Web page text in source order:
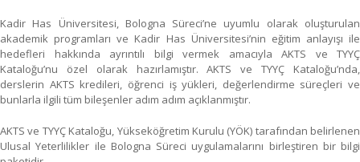
Kadir Has Üniversitesi, Bologna Süreci’ne uyumlu olarak oluşturulan
akademik programları ve Kadir Has Üniversitesi’nin eğitim anlayışı ile
hedefleri hakkında ayrıntılı bilgi vermek amacıyla AKTS ve TYYÇ
Kataloğu’nu özel olarak hazırlamıştır. AKTS ve TYYÇ Kataloğu’nda,
derslerin AKTS kredileri, öğrenci iş yükleri, değerlendirme süreçleri ve
bunlarla ilgili tüm bileşenler adım adım açıklanmıştır.
AKTS ve TYYÇ Kataloğu, Yükseköğretim Kurulu (YÖK) tarafından belirlenen
Ulusal Yeterlilikler ile Bologna Süreci uygulamalarını birleştiren bir bilgi